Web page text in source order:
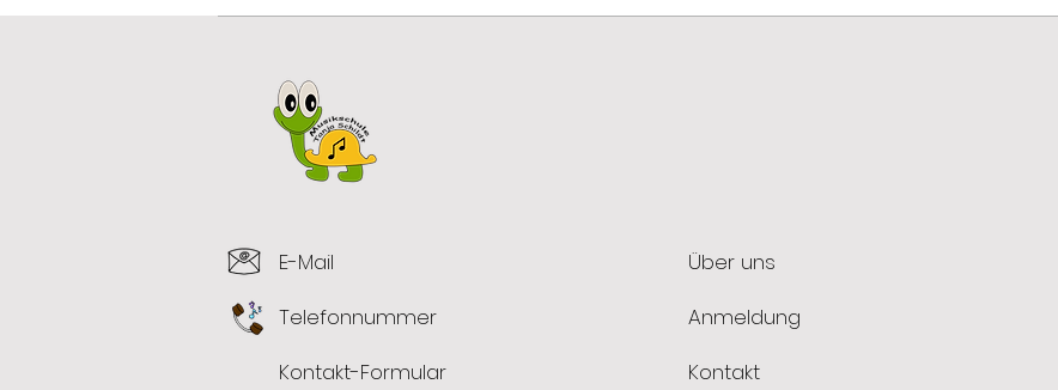
E-Mail
Telefonnummer
Kontakt-Formular
Über uns
Anmeldung
Kontakt